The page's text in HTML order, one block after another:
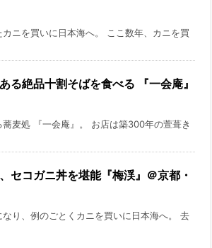
ニを買いに日本海へ。 ここ数年、カニを買
る絶品十割そばを食べる 『一会庵』
麦処 『一会庵』。 お店は築300年の萱葺き
セコガニ丼を堪能『梅渓』＠京都・
なり、例のごとくカニを買いに日本海へ。 去